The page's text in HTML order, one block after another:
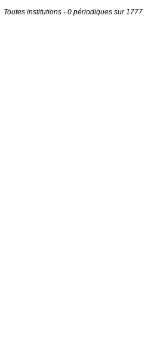
Toutes institutions - 0 périodiques sur 1777